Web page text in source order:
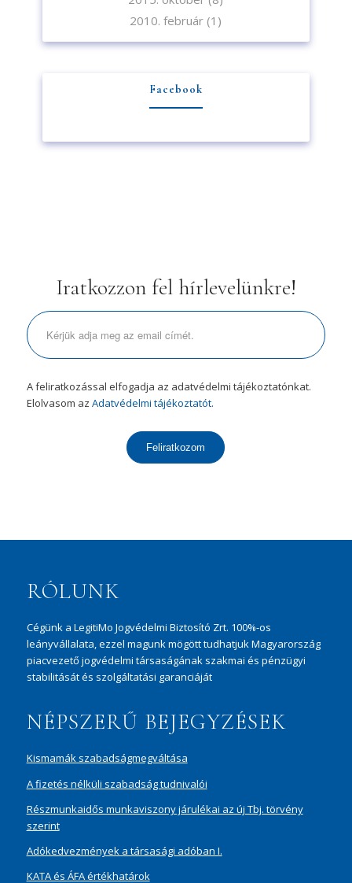
2010. február (1)
Facebook
Iratkozzon fel hírlevelünkre!
A feliratkozással elfogadja az adatvédelmi tájékoztatónkat.
Elolvasom az Adatvédelmi tájékoztatót.
Feliratkozom
RÓLUNK
Cégünk a LegitiMo Jogvédelmi Biztosító Zrt. 100%-os
leányvállalata, ezzel magunk mögött tudhatjuk Magyarország
piacvezető jogvédelmi társaságának szakmai és pénzügyi
stabilitását és szolgáltatási garanciáját
NÉPSZERŰ BEJEGYZÉSEK
Kismamák szabadságmegváltása
A fizetés nélküli szabadság tudnivalói
Részmunkaidős munkaviszony járulékai az új Tbj. törvény
szerint
Adókedvezmények a társasági adóban I.
KATA és ÁFA értékhatárok